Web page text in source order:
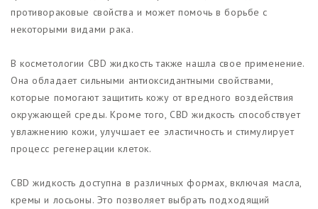
противораковые свойства и может помочь в борьбе с
некоторыми видами рака.
В косметологии CBD жидкость также нашла свое применение.
Она обладает сильными антиоксидантными свойствами,
которые помогают защитить кожу от вредного воздействия
окружающей среды. Кроме того, CBD жидкость способствует
увлажнению кожи, улучшает ее эластичность и стимулирует
процесс регенерации клеток.
CBD жидкость доступна в различных формах, включая масла,
кремы и лосьоны. Это позволяет выбрать подходящий